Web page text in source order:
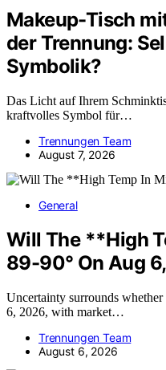
Makeup-Tisch
der Trennung:
Symbolik?
Das Licht auf Ihrem
kraftvolles Symbol für…
Trennungen Team
August 7, 2026
General
Will The **High
89-90° On Aug
Uncertainty surrounds
6, 2026, with market…
Trennungen Team
August 6, 2026